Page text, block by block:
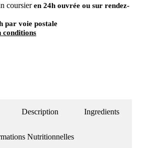
coursieren 24h ouvrée ou sur rendez-
par voie postale
conditions
Description Ingredients
Nutritionnelles